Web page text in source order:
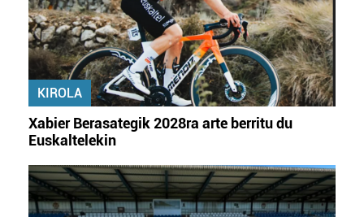
KIROLA
Xabier Berasategik 2028ra arte berritu du
Euskaltelekin